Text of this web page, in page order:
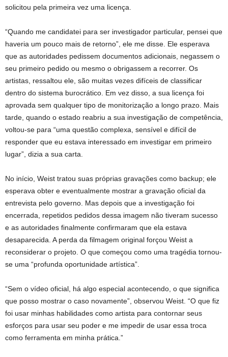
solicitou pela primeira vez uma licença.
“Quando me candidatei para ser investigador particular, pensei que
haveria um pouco mais de retorno”, ele me disse. Ele esperava
que as autoridades pedissem documentos adicionais, negassem o
seu primeiro pedido ou mesmo o obrigassem a recorrer. Os
artistas, ressaltou ele, são muitas vezes difíceis de classificar
dentro do sistema burocrático. Em vez disso, a sua licença foi
aprovada sem qualquer tipo de monitorização a longo prazo. Mais
tarde, quando o estado reabriu a sua investigação de competência,
voltou-se para “uma questão complexa, sensível e difícil de
responder que eu estava interessado em investigar em primeiro
lugar”, dizia a sua carta.
No início, Weist tratou suas próprias gravações como backup; ele
esperava obter e eventualmente mostrar a gravação oficial da
entrevista pelo governo. Mas depois que a investigação foi
encerrada, repetidos pedidos dessa imagem não tiveram sucesso
e as autoridades finalmente confirmaram que ela estava
desaparecida. A perda da filmagem original forçou Weist a
reconsiderar o projeto. O que começou como uma tragédia tornou-
se uma “profunda oportunidade artística”.
“Sem o vídeo oficial, há algo especial acontecendo, o que significa
que posso mostrar o caso novamente”, observou Weist. “O que fiz
foi usar minhas habilidades como artista para contornar seus
esforços para usar seu poder e me impedir de usar essa troca
como ferramenta em minha prática.”